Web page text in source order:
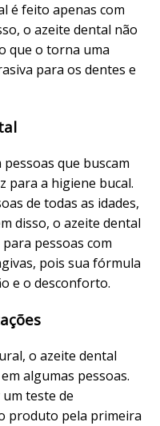
é feito apenas com
o azeite dental não
que o torna uma
para os dentes e
que buscam
para a higiene bucal.
de todas as idades,
disso, o azeite dental
pessoas com
pois sua fórmula
e o desconforto.
o azeite dental
algumas pessoas.
teste de
produto pela primeira